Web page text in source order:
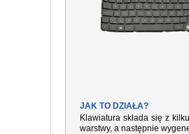
JAK TO DZIAŁA?
Klawiatura składa się z
warstwy, a następnie